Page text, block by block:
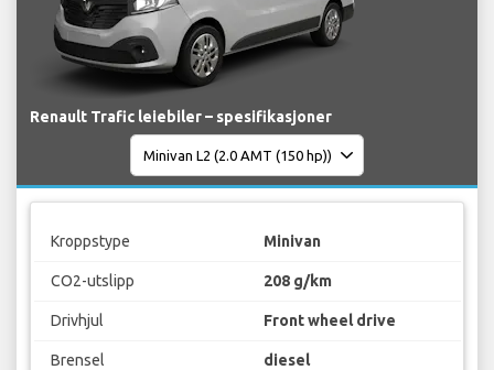
Renault Trafic leiebiler – spesifikasjoner
Kroppstype Minivan
CO2-utslipp 208 g/km
Drivhjul Front wheel drive
Brensel diesel